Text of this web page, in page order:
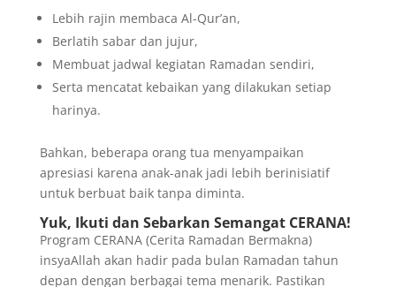
Lebih rajin membaca Al-Qur’an,
Berlatih sabar dan jujur,
Membuat jadwal kegiatan Ramadan sendiri,
Serta mencatat kebaikan yang dilakukan setiap
harinya.
Bahkan, beberapa orang tua menyampaikan
apresiasi karena anak-anak jadi lebih berinisiatif
untuk berbuat baik tanpa diminta.
Yuk, Ikuti dan Sebarkan Semangat CERANA!
Program CERANA (Cerita Ramadan Bermakna)
insyaAllah akan hadir pada bulan Ramadan tahun
depan dengan berbagai tema menarik. Pastikan